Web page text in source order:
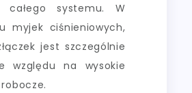
całego systemu. W
myjek ciśnieniowych,
jest szczególnie
względu na wysokie